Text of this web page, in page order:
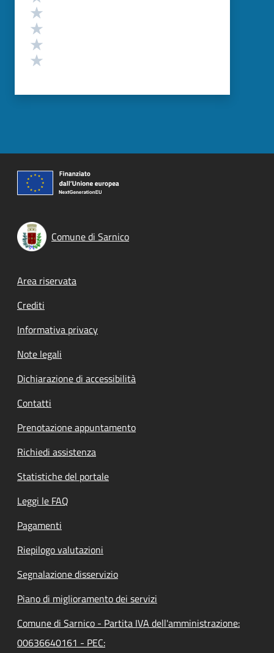
Comune di Sarnico
Footer menu
Area riservata
Crediti
Informativa privacy
Note legali
Dichiarazione di accessibilità
Contatti
Prenotazione appuntamento
Richiedi assistenza
Statistiche del portale
Leggi le FAQ
Pagamenti
Riepilogo valutazioni
Segnalazione disservizio
Piano di miglioramento dei servizi
Comune di Sarnico - Partita IVA dell'amministrazione:
00636640161 - PEC: